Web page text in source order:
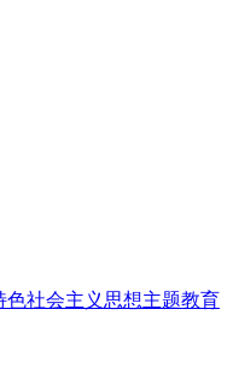
社会主义思想主题教育